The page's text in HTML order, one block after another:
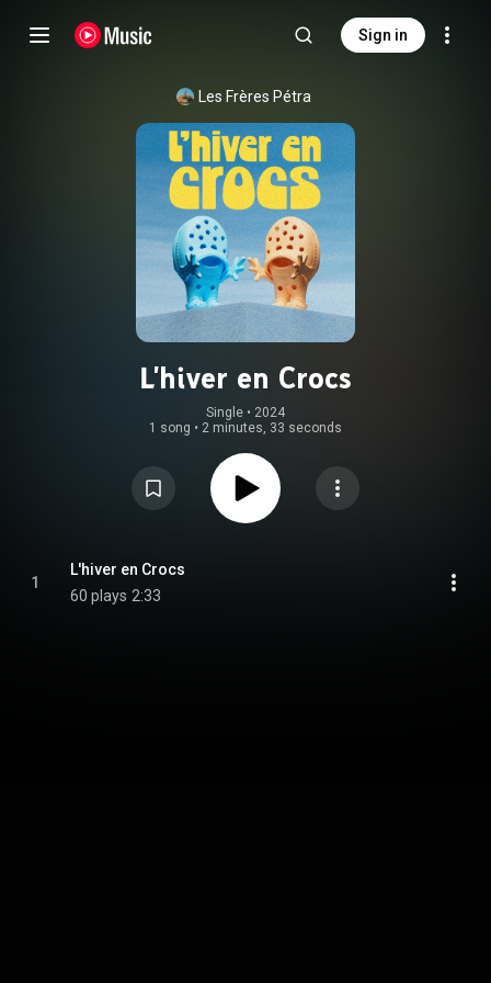
Sign in
Les Frères Pétra
L'hiver en Crocs
Single • 2024
1 song • 2 minutes, 33 seconds
1
L'hiver en Crocs
60 plays 2:33